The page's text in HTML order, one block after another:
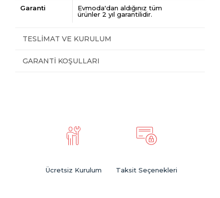
Garanti
Evmoda'dan aldığınız tüm
ürünler 2 yıl garantilidir.
TESLIMAT VE KURULUM
GARANTI KOŞULLARI
Ücretsiz Kurulum Taksit Seçenekleri